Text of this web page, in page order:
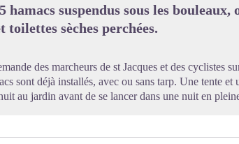
hamacs suspendus sous les bouleaux,
sèches perchées.
des marcheurs de st Jacques et des cyclistes
sont déjà installés, avec ou sans tarp. Une tente et
au jardin avant de se lancer dans une nuit en